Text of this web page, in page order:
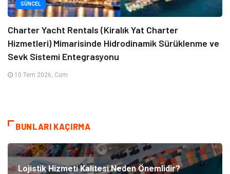
GÜNCEL
Charter Yacht Rentals (Kiralık Yat Charter
Hizmetleri) Mimarisinde Hidrodinamik Sürüklenme ve
Sevk Sistemi Entegrasyonu
10 Tem 2026, Cum
BUNLARI KAÇIRMA
Lojistik Hizmeti Kalitesi Neden Önemlidir?